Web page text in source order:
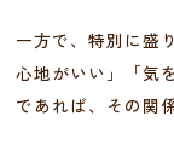
一方で、特別に盛
心地がいい」「気
であれば、その関